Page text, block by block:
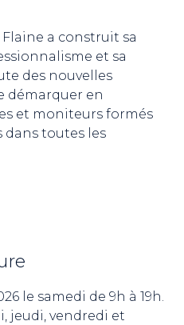
Flaine a construit sa
et sa
des nouvelles
démarquer en
et moniteurs formés
dans toutes les
le samedi de 9h à 19h.
jeudi, vendredi et